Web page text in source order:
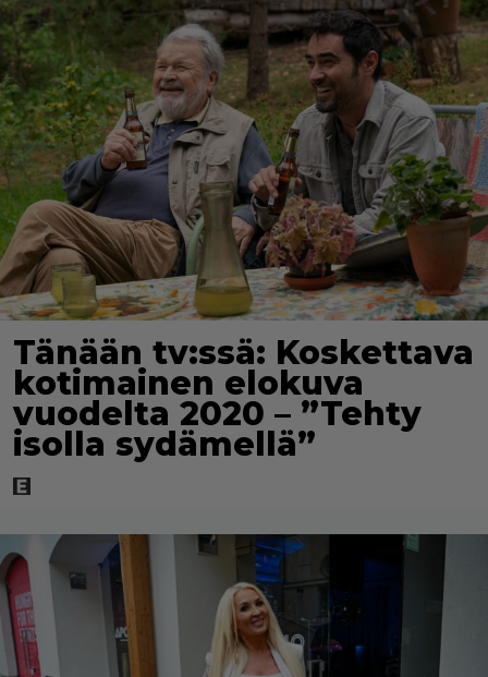
Tänään tv:ssä: Koskettava
kotimainen elokuva
vuodelta 2020 – ”Tehty
isolla sydämellä”